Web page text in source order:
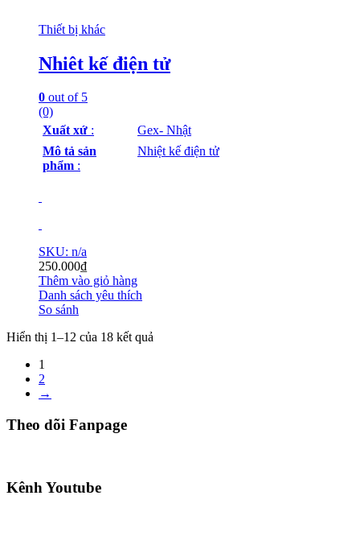
Thiết bị khác
Nhiêt kế điện tử
0 out of 5
(0)
Xuất xứ :
Gex- Nhật
Mô tả sản
phẩm :
Nhiệt kế điện tử
SKU: n/a
250.000₫
Thêm vào giỏ hàng
Danh sách yêu thích
So sánh
Hiển thị 1–12 của 18 kết quả
1
2
→
Theo dõi Fanpage
Kênh Youtube